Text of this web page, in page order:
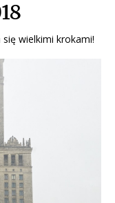
wielkimi krokami!